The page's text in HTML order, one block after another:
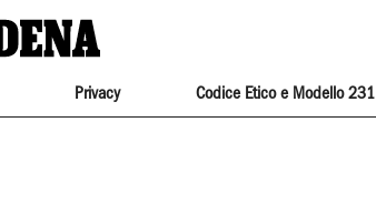
Privacy Codice Etico e Modello 231